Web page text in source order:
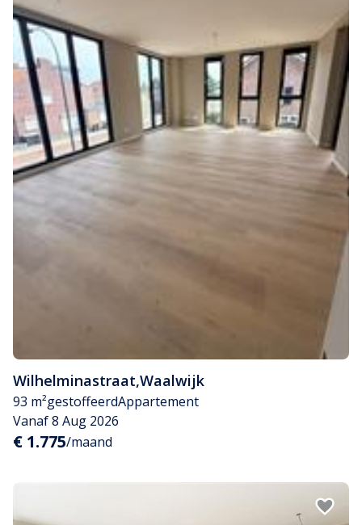
Wilhelminastraat,Waalwijk
93 m²gestoffeerdAppartement
Vanaf 8 Aug 2026
€ 1.775/maand